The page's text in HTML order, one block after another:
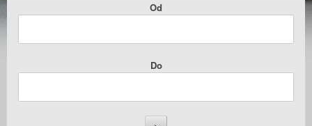
Od
Do